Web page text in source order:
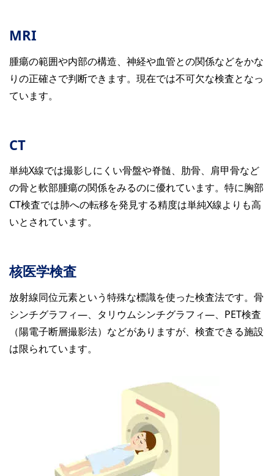
MRI
腫瘍の範囲や内部の構造、神経や血管との関係などをかな
りの正確さで判断できます。現在では不可欠な検査となっ
ています。
CT
単純X線では撮影しにくい骨盤や脊髄、肋骨、肩甲骨など
の骨と軟部腫瘍の関係をみるのに優れています。特に胸部
CT検査では肺への転移を発見する精度は単純X線よりも高
いとされています。
核医学検査
放射線同位元素という特殊な標識を使った検査法です。骨
シンチグラフィ―、タリウムシンチグラフィ―、PET検査
（陽電子断層撮影法）などがありますが、検査できる施設
は限られています。